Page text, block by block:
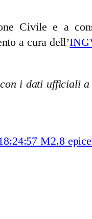
Civile e a
a cura dell’
i dati ufficiali
M2.8